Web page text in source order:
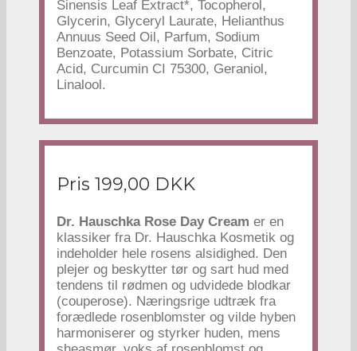
Sinensis Leaf Extract*, Tocopherol,
Glycerin, Glyceryl Laurate, Helianthus
Annuus Seed Oil, Parfum, Sodium
Benzoate, Potassium Sorbate, Citric
Acid, Curcumin CI 75300, Geraniol,
Linalool.
Pris 199,00 DKK
Dr. Hauschka Rose Day Cream er en
klassiker fra Dr. Hauschka Kosmetik og
indeholder hele rosens alsidighed. Den
plejer og beskytter tør og sart hud med
tendens til rødmen og udvidede blodkar
(couperose). Næringsrige udtræk fra
forædlede rosenblomster og vilde hyben
harmoniserer og styrker huden, mens